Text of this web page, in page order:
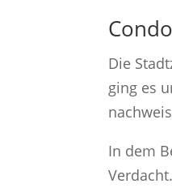
Die
ging es
In dem